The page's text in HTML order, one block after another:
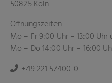
50825 Köln
Öffnungszeiten
Mo – Fr 9:00 Uhr – 13:00 Uhr
Mo – Do 14:00 Uhr – 16:00
+49 221 57400-0